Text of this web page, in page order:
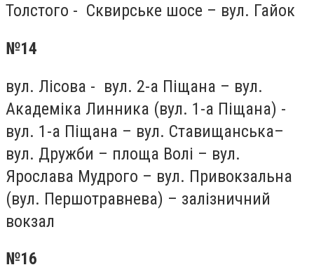
Толстого - Сквирське шосе – вул. Гайок
№14
вул. Лісова - вул. 2-а Піщана – вул.
Академіка Линника (вул. 1-а Піщана) -
вул. 1-а Піщана – вул. Ставищанська–
вул. Дружби – площа Волі – вул.
Ярослава Мудрого – вул. Привокзальна
(вул. Першотравнева) – залізничний
вокзал
№16